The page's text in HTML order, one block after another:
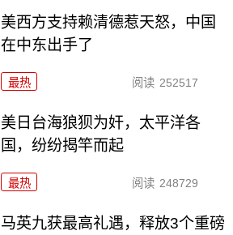
美西方支持赖清德惹天怒，中国
在中东出手了
最热 阅读 252517
美日台海狼狈为奸，太平洋各
国，纷纷揭竿而起
最热 阅读 248729
马英九获最高礼遇，释放3个重磅